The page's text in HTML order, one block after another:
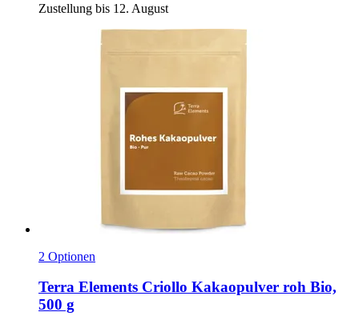
Zustellung bis 12. August
2 Optionen
Terra Elements Criollo Kakaopulver roh Bio,
500 g